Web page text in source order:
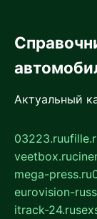
Актуальный
03223.ru
veetbox.ru
mega-press.ru
eurovision-
itrack-24.ru